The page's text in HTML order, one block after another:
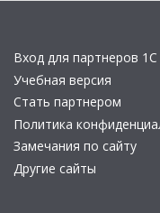
Вход для партнеров 1С
Учебная версия
Стать партнером
Политика
Замечания по сайту
Другие сайты